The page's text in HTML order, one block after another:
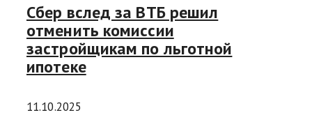
Сбер вслед за ВТБ решил
отменить комиссии
застройщикам по льготной
ипотеке
11.10.2025